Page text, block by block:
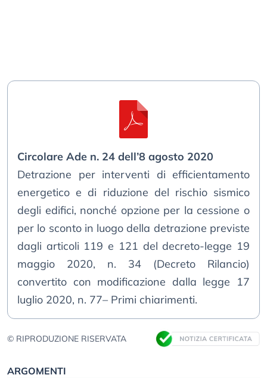
Circolare Ade n. 24 dell’8 agosto 2020
Detrazione per interventi di efficientamento
energetico e di riduzione del rischio sismico
degli edifici, nonché opzione per la cessione o
per lo sconto in luogo della detrazione previste
dagli articoli 119 e 121 del decreto-legge 19
maggio 2020, n. 34 (Decreto Rilancio)
convertito con modificazione dalla legge 17
luglio 2020, n. 77– Primi chiarimenti.
© RIPRODUZIONE RISERVATA
ARGOMENTI